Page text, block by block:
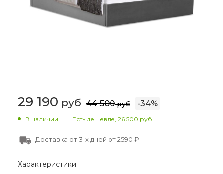
29 190 руб 44 500руб -34%
В наличии Есть дешевле, 26 500 руб
Доставка от 3-х дней от 2590 ₽
Характеристики